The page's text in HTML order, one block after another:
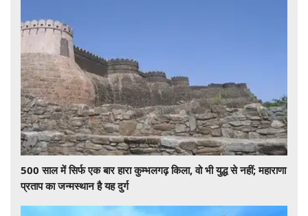
500 साल में सिर्फ एक बार हारा कुम्भलगढ़ किला, वो भी युद्ध से नहीं; महाराणा
प्रताप का जन्मस्थान है यह दुर्ग